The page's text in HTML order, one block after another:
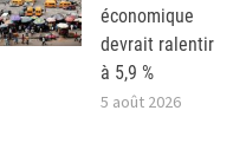
économique
devrait ralentir
à 5,9 %
5 août 2026